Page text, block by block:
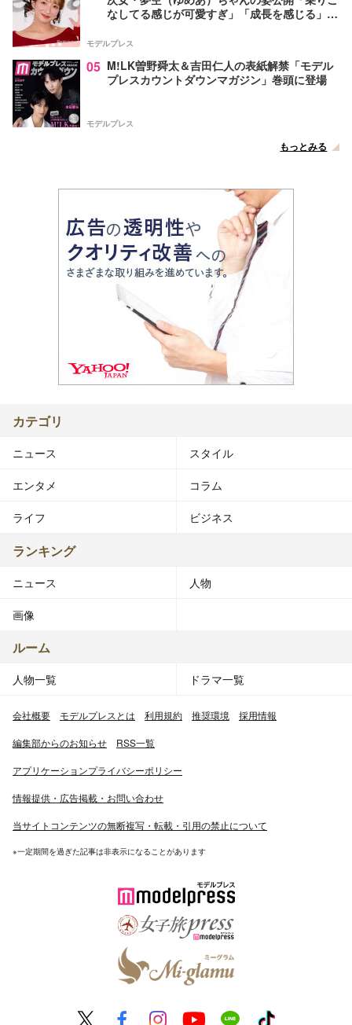
なしてる感じが可愛すぎ」「成長を感じる」の
モデルプレス
05 M!LK曽野舜太＆吉田仁人の表紙解禁「モデル
プレスカウントダウンマガジン」巻頭に登場
モデルプレス
もっとみる
カテゴリ
ニュース スタイル
エンタメ コラム
ライフ ビジネス
ランキング
ニュース 人物
画像
ルーム
人物一覧 ドラマ一覧
会社概要 モデルプレスとは 利用規約 推奨環境 採用情報
編集部からのお知らせ RSS一覧
アプリケーションプライバシーポリシー
情報提供・広告掲載・お問い合わせ
当サイトコンテンツの無断複写・転載・引用の禁止について
※一定期間を過ぎた記事は非表示になることがあります